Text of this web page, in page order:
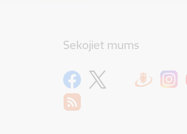
Sekojiet mums